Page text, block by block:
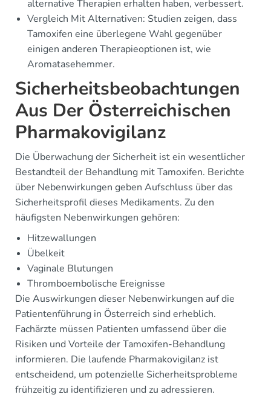
alternative Therapien erhalten haben, verbessert.
Vergleich Mit Alternativen: Studien zeigen, dass
Tamoxifen eine überlegene Wahl gegenüber
einigen anderen Therapieoptionen ist, wie
Aromatasehemmer.
Sicherheitsbeobachtungen
Aus Der Österreichischen
Pharmakovigilanz
Die Überwachung der Sicherheit ist ein wesentlicher
Bestandteil der Behandlung mit Tamoxifen. Berichte
über Nebenwirkungen geben Aufschluss über das
Sicherheitsprofil dieses Medikaments. Zu den
häufigsten Nebenwirkungen gehören:
Hitzewallungen
Übelkeit
Vaginale Blutungen
Thromboembolische Ereignisse
Die Auswirkungen dieser Nebenwirkungen auf die
Patientenführung in Österreich sind erheblich.
Fachärzte müssen Patienten umfassend über die
Risiken und Vorteile der Tamoxifen-Behandlung
informieren. Die laufende Pharmakovigilanz ist
entscheidend, um potenzielle Sicherheitsprobleme
frühzeitig zu identifizieren und zu adressieren.